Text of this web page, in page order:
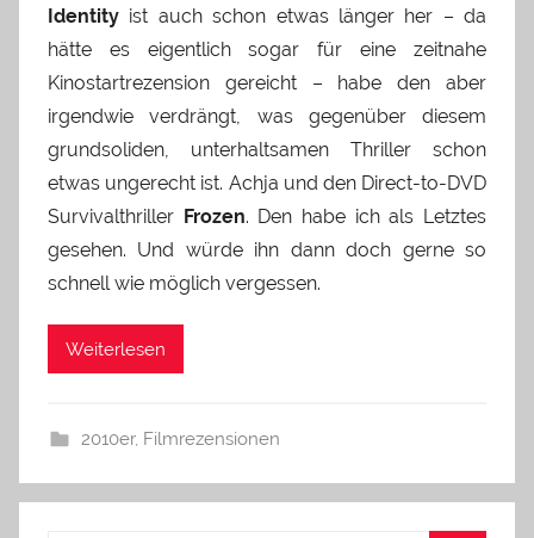
Identity ist auch schon etwas länger her – da
hätte es eigentlich sogar für eine zeitnahe
Kinostartrezension gereicht – habe den aber
irgendwie verdrängt, was gegenüber diesem
grundsoliden, unterhaltsamen Thriller schon
etwas ungerecht ist. Achja und den Direct-to-DVD
Survivalthriller Frozen. Den habe ich als Letztes
gesehen. Und würde ihn dann doch gerne so
schnell wie möglich vergessen.
Weiterlesen
2010er, Filmrezensionen